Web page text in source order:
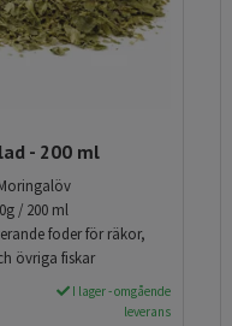
- 200 ml
/ 200 ml
foder för räkor,
övriga fiskar
I lager - omgående
leverans